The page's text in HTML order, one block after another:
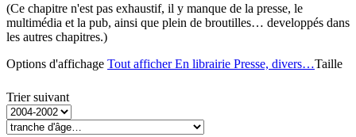
(Ce chapitre n'est pas exhaustif, il y manque de la presse, le
multimédia et la pub, ainsi que plein de broutilles… developpés dans
les autres chapitres.)
Options d'affichage Tout afficherEn librairie Presse, divers…Taille
Trier suivant